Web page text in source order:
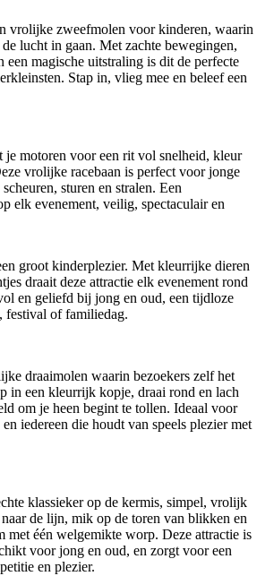
vrolijke zweefmolen voor kinderen, waarin
lucht in gaan. Met zachte bewegingen,
een magische uitstraling is dit de perfecte
Stap in, vlieg mee en beleef een
je motoren voor een rit vol snelheid, kleur
vrolijke racebaan is perfect voor jonge
sturen en stralen. Een
elk evenement, veilig, spectaculair en
groot kinderplezier. Met kleurrijke dieren
draait deze attractie elk evenement rond
en geliefd bij jong en oud, een tijdloze
festival of familiedag.
draaimolen waarin bezoekers zelf het
in een kleurrijk kopje, draai rond en lach
om je heen begint te tollen. Ideaal voor
iedereen die houdt van speels plezier met
klassieker op de kermis, simpel, vrolijk
de lijn, mik op de toren van blikken en
met één welgemikte worp. Deze attractie is
voor jong en oud, en zorgt voor een
en plezier.